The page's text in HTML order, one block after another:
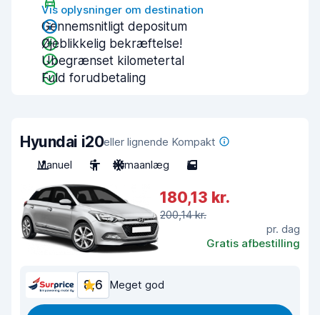
Vis oplysninger om destination
Gennemsnitligt depositum
Øjeblikkelig bekræftelse!
Ubegrænset kilometertal
Fuld forudbetaling
Hyundai i20eller lignende Kompakt
Manuel
5 Klimaanlæg 5
180,13 kr.
200,14 kr.
pr. dag
Gratis afbestilling
8,6 Meget god